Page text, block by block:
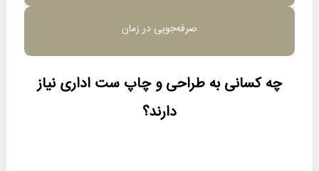
صرفه‌جویی در زمان
چه کسانی به طراحی و چاپ ست اداری نیاز
دارند؟